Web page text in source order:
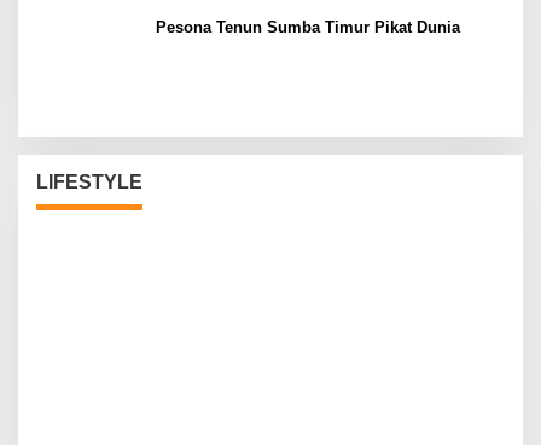
Pesona Tenun Sumba Timur Pikat Dunia
LIFESTYLE